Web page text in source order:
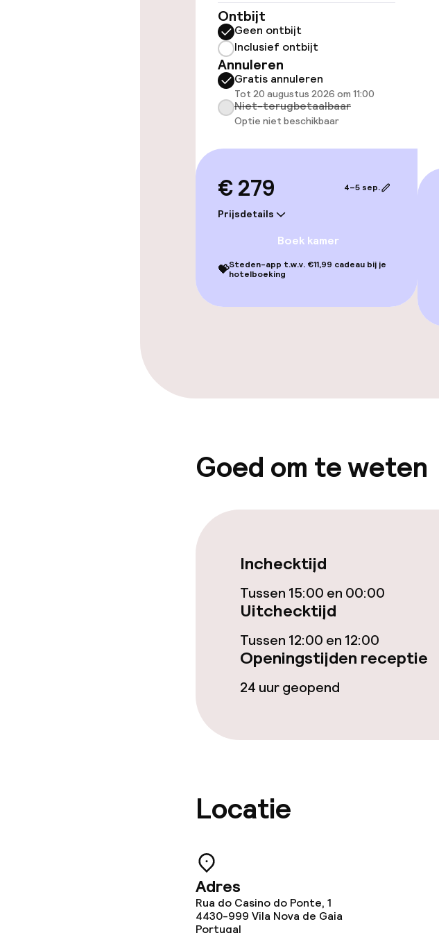
Lift
Zwemmen & wellness
Fitnessruimte / gym
Entertainment
Gratis wifi
Eet- en drinkgelegenheden
Schoonmaakvoorzieningen
Zakelijke faciliteiten
Beleid
Ontbijt
Geen ontbijt
Inclusief ontbijt
Annuleren
Gratis annuleren
Tot 20 augustus 2026 om 11:00
Niet-terugbetaalbaar
Optie niet beschikbaar
€ 279
Prijsdetails
4–5 sep.
Boek kamer
💝Steden-app t.w.v. €11,99 cadeau bij je
hotelboeking
Goed om te weten
Inchecktijd
Tussen 15:00 en 00:00
Uitchecktijd
Tussen 12:00 en 12:00
Openingstijden receptie
24 uur geopend
Locatie
Adres
Rua do Casino do Ponte, 1
4430-999 Vila Nova de Gaia
Portugal